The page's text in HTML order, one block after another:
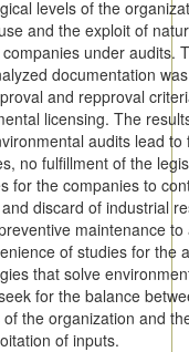
levels of the
and the exploit of
under audits.
documentation
and repproval
licensing. The
audits lead to
no fulfillment of the
for the companies to
discard of industrial
maintenance to
of studies for the
that solve
for the balance
of the organization and
of inputs.